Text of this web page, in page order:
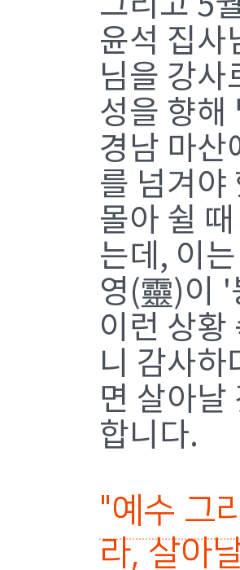
윤석 집사
님을 강
성을 향해
경남 마산
를 넘겨야
몰아 쉴
는데, 이
영(靈)이 '
이런 상황
니 감사하
면 살아날
합니다.
"예수 그
라, 살아